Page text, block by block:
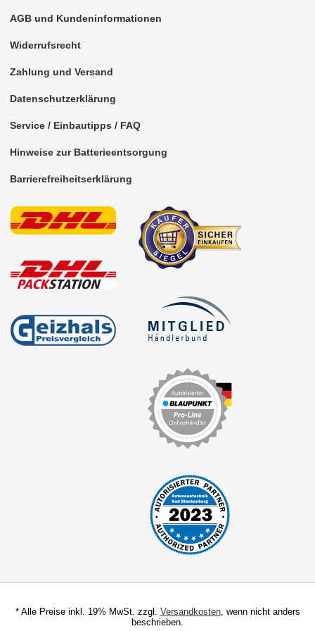
für Citroen
für Dacia
für Daewoo
für Daihatsu
für Dodge
für Fiat
für Ford
für Honda
für Jaguar
für Kia
für Renault
AGB und Kundeninformationen
Widerrufsrecht
Zahlung und Versand
Datenschutzerklärung
Service / Einbautipps / FAQ
Hinweise zur Batterieentsorgung
Barrierefreiheitserklärung
* Alle Preise inkl. 19% MwSt. zzgl. Versandkosten, wenn nicht anders
beschrieben.